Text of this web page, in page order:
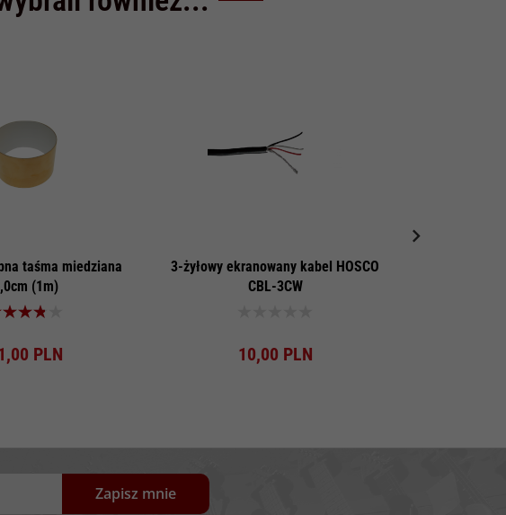
taśma miedziana
(1m)
00 PLN
3-żyłowy ekranowany kabel HOSCO
CBL-3CW
10,00 PLN
Zapisz mnie